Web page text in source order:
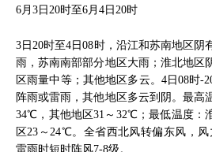
6月3日20时至6月4日20时
3日20时至4日08时，沿江和苏南地区阴
雨，苏南南部部分地区大雨；淮北地区
区雨量中等；其他地区多云。4日08时-
阵雨或雷雨，其他地区多云到阴。最高
34℃，其他地区31～32℃；最低温度：
区23～24℃。全省西北风转偏东风，
雷雨时短时阵风7-8级。